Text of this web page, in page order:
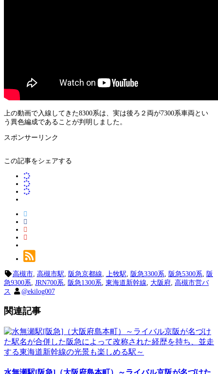
上の動画で入線してきた8300系は、実は後ろ２両が7300系車両とい
う異色編成であることが判明しました。
スポンサーリンク
この記事をシェアする
高槻市, 高槻市駅 阪急京都線 上牧駅 阪急3300系 阪急5300系
阪
急9300系 JRN700系 阪急1300系 東海道新幹線 大阪府 高槻市営バ
ス
@ekilog007
関連記事